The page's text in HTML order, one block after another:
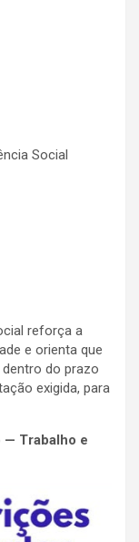
Social
reforça a
e orienta que
do prazo
exigida, para
— Trabalho e